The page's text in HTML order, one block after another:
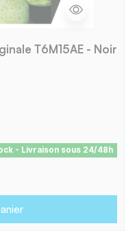
T6M15AE - Noir
- Livraison sous 24/48h